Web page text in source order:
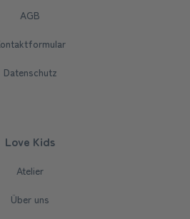
AGB
Datenschutz
Love Kids
Atelier
Über uns